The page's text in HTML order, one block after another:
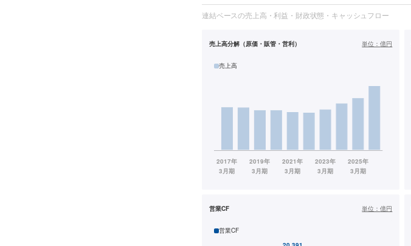
連結ベースの売上高・利益・財政状態・キャッシュフロー
売上高分解（原価・販管・営利） 単位：億円
売上高
営業CF 単位：億円
営業CF